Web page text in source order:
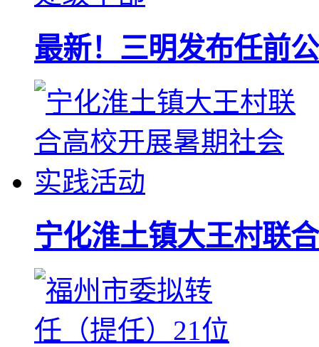
最新！三明发布任前
宁化淮土镇大王村联